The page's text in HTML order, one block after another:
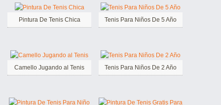
Pintura De Tenis Chica Tenis Para Niños De 5 Año
Camello Jugando al Tenis Tenis Para Niños De 2 Año